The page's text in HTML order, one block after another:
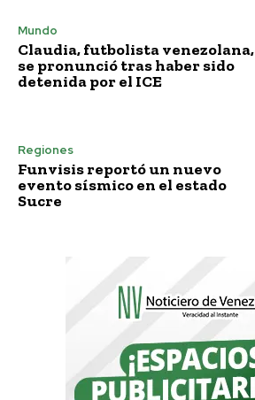
Mundo
Claudia, futbolista venezolana,
se pronunció tras haber sido
detenida por el ICE
Regiones
Funvisis reportó un nuevo
evento sísmico en el estado
Sucre